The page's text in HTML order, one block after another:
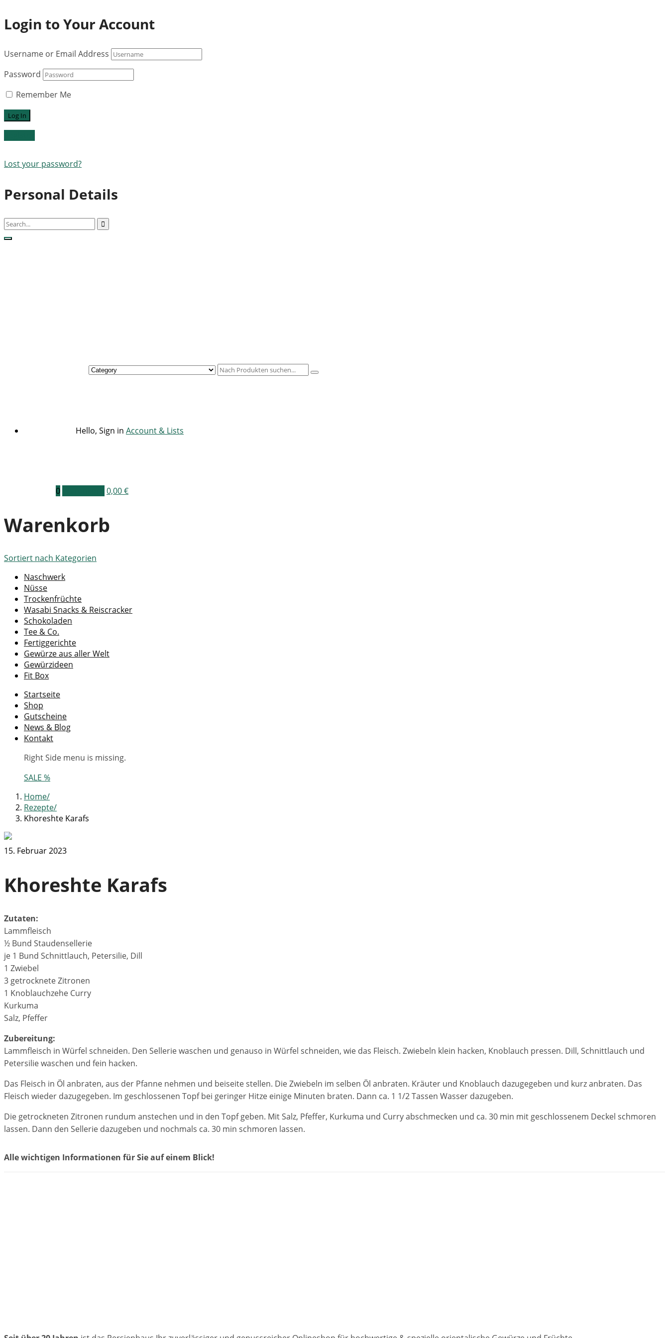
Login to Your Account
Username or Email Address
Password
Remember Me
Lost your password?
Personal Details
Hello, Sign in Account & Lists
0 0,00€
Warenkorb
Sortiert nach Kategorien
Naschwerk
Nüsse
Trockenfrüchte
Wasabi Snacks & Reiscracker
Schokoladen
Tee & Co.
Fertiggerichte
Gewürze aus aller Welt
Gewürzideen
Fit Box
Startseite
Shop
Gutscheine
News & Blog
Kontakt
Right Side menu is missing.
SALE %
Home
Rezepte
Khoreshte Karafs
15. Februar 2023
Khoreshte Karafs
Zutaten:
Lammfleisch
½ Bund Staudensellerie
je 1 Bund Schnittlauch, Petersilie, Dill
1 Zwiebel
3 getrocknete Zitronen
1 Knoblauchzehe Curry
Kurkuma
Salz, Pfeffer
Zubereitung:
Lammfleisch in Würfel schneiden. Den Sellerie waschen und genauso in Würfel schneiden, wie das Fleisch. Zwiebeln klein hacken, Knoblauch pressen. Dill, Schnittlauch und
Petersilie waschen und fein hacken.
Das Fleisch in Öl anbraten, aus der Pfanne nehmen und beiseite stellen. Die Zwiebeln im selben Öl anbraten. Kräuter und Knoblauch dazugegeben und kurz anbraten. Das
Fleisch wieder dazugegeben. Im geschlossenen Topf bei geringer Hitze einige Minuten braten. Dann ca. 1 1/2 Tassen Wasser dazugeben.
Die getrockneten Zitronen rundum anstechen und in den Topf geben. Mit Salz, Pfeffer, Kurkuma und Curry abschmecken und ca. 30 min mit geschlossenem Deckel schmoren
lassen. Dann den Sellerie dazugeben und nochmals ca. 30 min schmoren lassen.
Alle wichtigen Informationen für Sie auf einem Blick!